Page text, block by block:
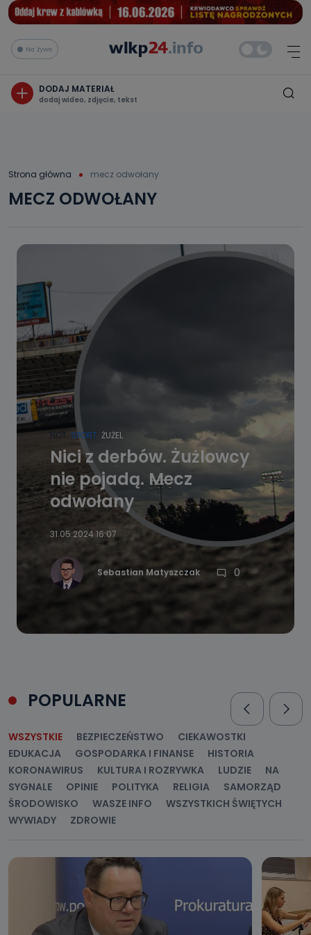
Na żywo
DODAJ MATERIAŁ
dodaj wideo, zdjęcie, tekst
Strona główna mecz odwołany
MECZ ODWOŁANY
HOT SPORT ŻUŻEL
Nici z derbów. Żużlowcy
nie pojadą. Mecz
odwołany
31.05.2024 16:07
Sebastian Matyszczak 0
POPULARNE
WSZYSTKIE BEZPIECZEŃSTWO
CIEKAWOSTKI
EDUKACJA
GOSPODARKA I FINANSE
HISTORIA
KORONAWIRUS
KULTURA I ROZRYWKA LUDZIE
NA
SYGNALE
OPINIE POLITYKA RELIGIA
SAMORZĄD
ŚRODOWISKO
WASZE INFO
WSZYSTKICH ŚWIĘTYCH
WYWIADY
ZDROWIE